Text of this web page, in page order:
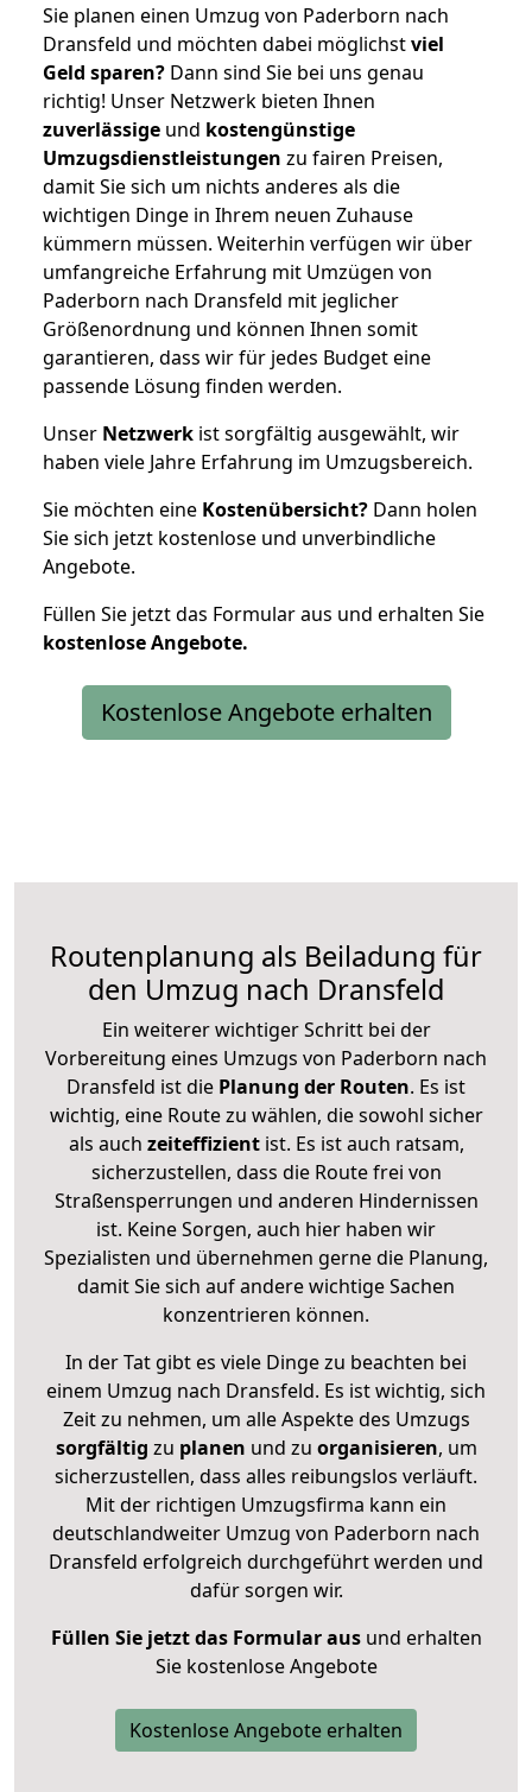
Sie planen einen Umzug von Paderborn nach
Dransfeld und möchten dabei möglichstviel
Geld sparen? Dann sind Sie bei uns genau
richtig! Unser Netzwerk bieten Ihnen
zuverlässige und kostengünstige
Umzugsdienstleistungen zu fairen Preisen,
damit Sie sich um nichts anderes als die
wichtigen Dinge in Ihrem neuen Zuhause
kümmern müssen. Weiterhin verfügen wir über
umfangreiche Erfahrung mit Umzügen von
Paderborn nach Dransfeld mit jeglicher
Größenordnung und können Ihnen somit
garantieren, dass wir für jedes Budget eine
passende Lösung finden werden.
Unser Netzwerk ist sorgfältig ausgewählt, wir
haben viele Jahre Erfahrung im Umzugsbereich.
Sie möchten eine Kostenübersicht? Dann holen
Sie sich jetzt kostenlose und unverbindliche
Angebote.
Füllen Sie jetzt das Formular aus und erhalten Sie
kostenloseAngebote.
Kostenlose Angebote erhalten
Routenplanung als Beiladung für
den Umzug nach Dransfeld
Ein weiterer wichtiger Schritt bei der
Vorbereitung eines Umzugs von Paderborn nach
Dransfeld ist die Planung der Routen. Es ist
wichtig, eine Route zu wählen, die sowohl sicher
als auch zeiteffizientist. Es ist auch ratsam,
sicherzustellen, dass die Route frei von
Straßensperrungen und anderen Hindernissen
ist. Keine Sorgen, auch hier haben wir
Spezialisten und übernehmen gerne die Planung,
damit Sie sich auf andere wichtige Sachen
konzentrieren können.
In der Tat gibt es viele Dinge zu beachten bei
einem Umzug nach Dransfeld. Es ist wichtig, sich
Zeit zu nehmen, um alle Aspekte des Umzugs
sorgfältig zu planen und zu organisieren, um
sicherzustellen, dass alles reibungslos verläuft.
Mit der richtigen Umzugsfirma kann ein
deutschlandweiter Umzug von Paderborn nach
Dransfeld erfolgreich durchgeführt werden und
dafür sorgen wir.
Füllen Sie jetzt das Formular ausund erhalten
Sie kostenlose Angebote
Kostenlose Angebote erhalten